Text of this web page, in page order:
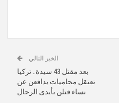
الخبر التالي
بعد مقتل 43 سيدة.. تركيا
تعتقل محاميات يدافعن عن
نساء قتلن بأيدي الرجال